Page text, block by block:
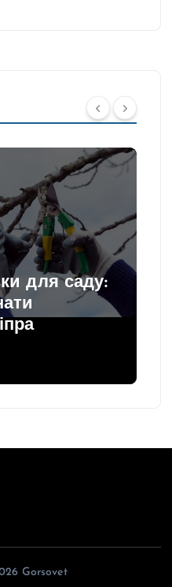
для саду:
Gorsovet